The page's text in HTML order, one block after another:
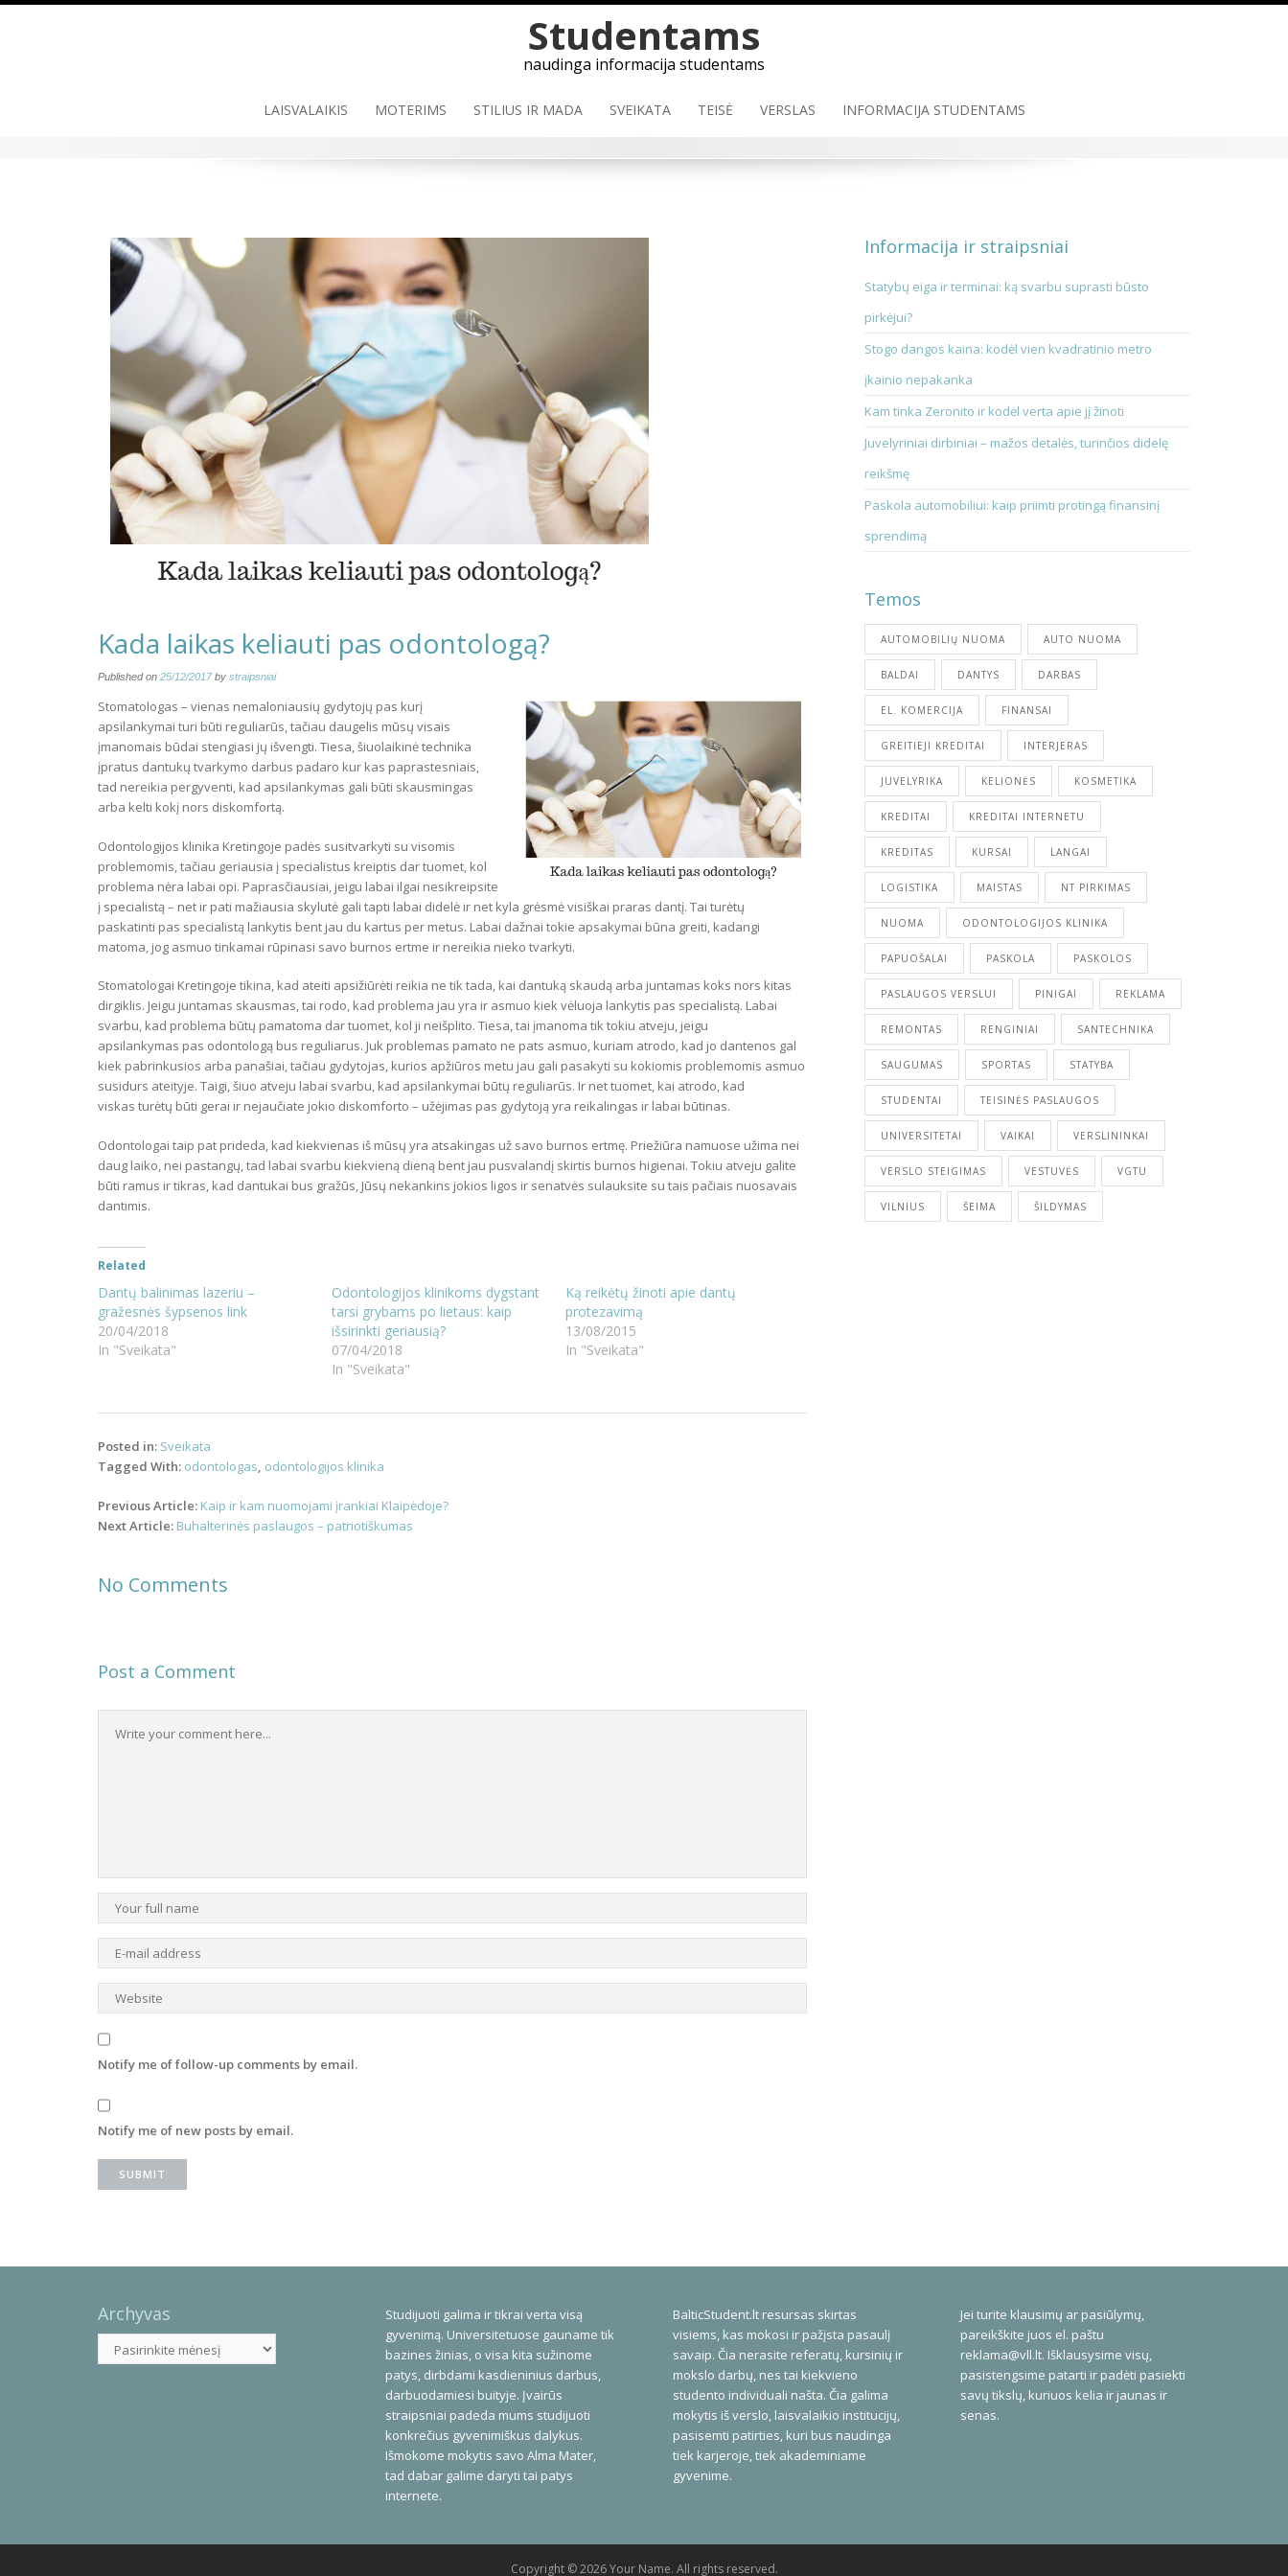
Studentams
naudinga informacija studentams
LAISVALAIKIS MOTERIMS STILIUS IR MADA SVEIKATA TEISĖ VERSLAS INFORMACIJA STUDENTAMS
Kada laikas keliauti pas odontologą?
Published on 25/12/2017by straipsniai
Stomatologas – vienas nemaloniausių gydytojų pas kurį
apsilankymai turi būti reguliarūs, tačiau daugelis mūsų visais
įmanomais būdai stengiasi jų išvengti. Tiesa, šiuolaikinė technika
įpratus dantukų tvarkymo darbus padaro kur kas paprastesniais,
tad nereikia pergyventi, kad apsilankymas gali būti skausmingas
arba kelti kokį nors diskomfortą.
Odontologijos klinika Kretingoje padės susitvarkyti su visomis
problemomis, tačiau geriausia į specialistus kreiptis dar tuomet, kol
problema nėra labai opi. Paprasčiausiai, jeigu labai ilgai nesikreipsite
į specialistą – net ir pati mažiausia skylutė gali tapti labai didelė ir net kyla grėsmė visiškai praras dantį. Tai turėtų
paskatinti pas specialistą lankytis bent jau du kartus per metus. Labai dažnai tokie apsakymai būna greiti, kadangi
matoma, jog asmuo tinkamai rūpinasi savo burnos ertme ir nereikia nieko tvarkyti.
Stomatologai Kretingoje tikina, kad ateiti apsižiūrėti reikia ne tik tada, kai dantuką skaudą arba juntamas koks nors kitas
dirgiklis. Jeigu juntamas skausmas, tai rodo, kad problema jau yra ir asmuo kiek vėluoja lankytis pas specialistą. Labai
svarbu, kad problema būtų pamatoma dar tuomet, kol ji neišplito. Tiesa, tai įmanoma tik tokiu atveju, jeigu
apsilankymas pas odontologą bus reguliarus. Juk problemas pamato ne pats asmuo, kuriam atrodo, kad jo dantenos gal
kiek pabrinkusios arba panašiai, tačiau gydytojas, kurios apžiūros metu jau gali pasakyti su kokiomis problemomis asmuo
susidurs ateityje. Taigi, šiuo atveju labai svarbu, kad apsilankymai būtų reguliarūs. Ir net tuomet, kai atrodo, kad
viskas turėtų būti gerai ir nejaučiate jokio diskomforto – užėjimas pas gydytoją yra reikalingas ir labai būtinas.
Odontologai taip pat prideda, kad kiekvienas iš mūsų yra atsakingas už savo burnos ertmę. Priežiūra namuose užima nei
daug laiko, nei pastangų, tad labai svarbu kiekvieną dieną bent jau pusvalandį skirtis burnos higienai. Tokiu atveju galite
būti ramus ir tikras, kad dantukai bus gražūs, Jūsų nekankins jokios ligos ir senatvės sulauksite su tais pačiais nuosavais
dantimis.
Related
Dantų balinimas lazeriu –
gražesnės šypsenos link
20/04/2018
In "Sveikata"
Odontologijos klinikoms dygstant
tarsi grybams po lietaus: kaip
išsirinkti geriausią?
07/04/2018
In "Sveikata"
Ką reikėtų žinoti apie dantų
protezavimą
13/08/2015
In "Sveikata"
Posted in: Sveikata
Tagged With: odontologas, odontologijos klinika
Post
navigation
Previous Article: Kaip ir kam nuomojami įrankiai Klaipėdoje?
Next Article: Buhalterinės paslaugos – patriotiškumas
No Comments
Post a Comment
Notify me of follow-up comments by email.
Notify me of new posts by email.
Informacija ir straipsniai
Statybų eiga ir terminai: ką svarbu suprasti būsto
pirkėjui?
Stogo dangos kaina: kodėl vien kvadratinio metro
įkainio nepakanka
Kam tinka Zeronito ir kodėl verta apie jį žinoti
Juvelyriniai dirbiniai – mažos detalės, turinčios didelę
reikšmę
Paskola automobiliui: kaip priimti protingą finansinį
sprendimą
Temos
AUTOMOBILIŲ NUOMA AUTO NUOMA
BALDAI DANTYS DARBAS
EL. KOMERCIJA FINANSAI
GREITIEJI KREDITAI INTERJERAS
JUVELYRIKA KELIONĖS KOSMETIKA
KREDITAI KREDITAI INTERNETU
KREDITAS KURSAI LANGAI
LOGISTIKA MAISTAS NT PIRKIMAS
NUOMA ODONTOLOGIJOS KLINIKA
PAPUOŠALAI PASKOLA PASKOLOS
PASLAUGOS VERSLUI PINIGAI REKLAMA
REMONTAS RENGINIAI SANTECHNIKA
SAUGUMAS SPORTAS STATYBA
STUDENTAI TEISINĖS PASLAUGOS
UNIVERSITETAI VAIKAI VERSLININKAI
VERSLO STEIGIMAS VESTUVĖS VGTU
VILNIUS ŠEIMA ŠILDYMAS
Archyvas
Archyvas
Studijuoti galima ir tikrai verta visą
gyvenimą. Universitetuose gauname tik
bazines žinias, o visa kita sužinome
patys, dirbdami kasdieninius darbus,
darbuodamiesi buityje. Įvairūs
straipsniai padeda mums studijuoti
konkrečius gyvenimiškus dalykus.
Išmokome mokytis savo Alma Mater,
tad dabar galime daryti tai patys
internete.
BalticStudent.lt resursas skirtas
visiems, kas mokosi ir pažįsta pasaulį
savaip. Čia nerasite referatų, kursinių ir
mokslo darbų, nes tai kiekvieno
studento individuali našta. Čia galima
mokytis iš verslo, laisvalaikio institucijų,
pasisemti patirties, kuri bus naudinga
tiek karjeroje, tiek akademiniame
gyvenime.
Jei turite klausimų ar pasiūlymų,
pareikškite juos el. paštu
reklama@vll.lt. Išklausysime visų,
pasistengsime patarti ir padėti pasiekti
savų tikslų, kuriuos kelia ir jaunas ir
senas.
Copyright © 2026 Your Name. All rights reserved.